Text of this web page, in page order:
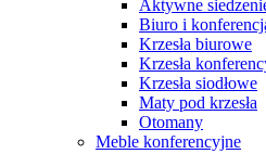
Aktywne
Biuro i
Krzesła biurowe
Krzesła
Krzesła siodłowe
Maty pod krzesła
Otomany
Meble konferencyjne